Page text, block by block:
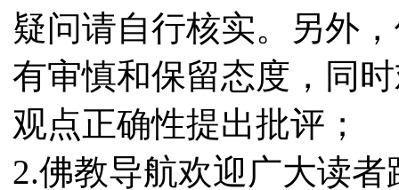
疑问请自行核实。另外
有审慎和保留态度，同
观点正确性提出批评；
2.佛教导航欢迎广大读